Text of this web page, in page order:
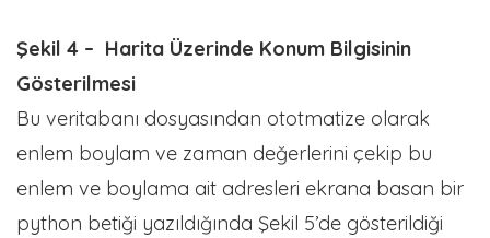
Şekil 4 – Harita Üzerinde Konum Bilgisinin
Gösterilmesi
Bu veritabanı dosyasından ototmatize olarak
enlem boylam ve zaman değerlerini çekip bu
enlem ve boylama ait adresleri ekrana basan bir
python betiği yazıldığında Şekil 5’de gösterildiği